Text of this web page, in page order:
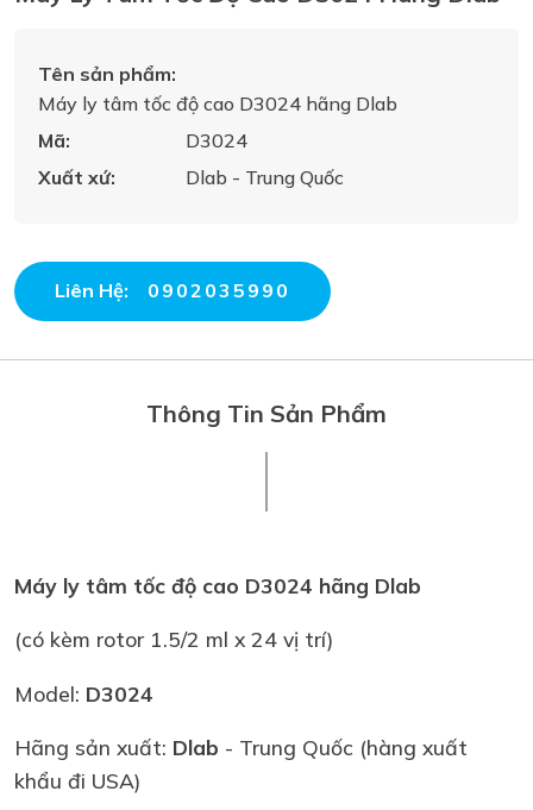
Tên sản phẩm:
Máy ly tâm tốc độ cao D3024 hãng Dlab
Mã:
D3024
Xuất xứ:
Dlab - Trung Quốc
Liên Hệ: 0902035990
Thông Tin Sản Phẩm
Máy ly tâm tốc độ cao D3024 hãng Dlab
(có kèm rotor 1.5/2 ml x 24 vị trí)
Model: D3024
Hãng sản xuất: Dlab - Trung Quốc (hàng xuất
khẩu đi USA)